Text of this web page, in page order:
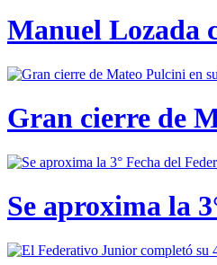
Manuel Lozada
Gran cierre de
Se aproxima la